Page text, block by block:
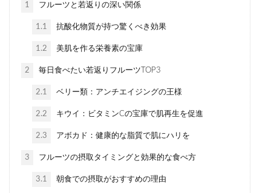
1 フルーツと若返りの深い関係
1.1 抗酸化物質が持つ驚くべき効果
1.2 美肌を作る栄養素の宝庫
2 毎日食べたい若返りフルーツTOP3
2.1 ベリー類：アンチエイジングの王様
2.2 キウイ：ビタミンCの宝庫で肌再生を促進
2.3 アボカド：健康的な脂質で肌にハリを
3 フルーツの摂取タイミングと効果的な食べ方
3.1 朝食での摂取がおすすめの理由